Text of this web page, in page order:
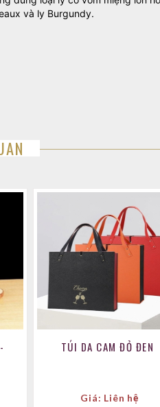
và ly Burgundy.
TÚI DA CAM ĐỎ ĐEN
Giá: Liên hệ